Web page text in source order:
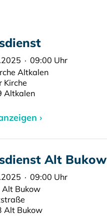
· 09:00 Uhr
Altkalen
Kirche
Altkalen
›
Alt Bukow
· 09:00 Uhr
Alt Bukow
Alt Bukow